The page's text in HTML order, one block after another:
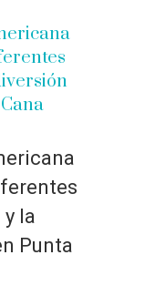
la
Punta